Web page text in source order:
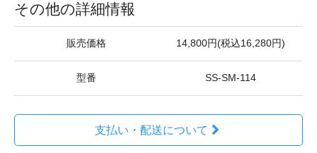
その他の詳細情報
販売価格 14,800円(税込16,280円)
型番 SS-SM-114
支払い・配送について